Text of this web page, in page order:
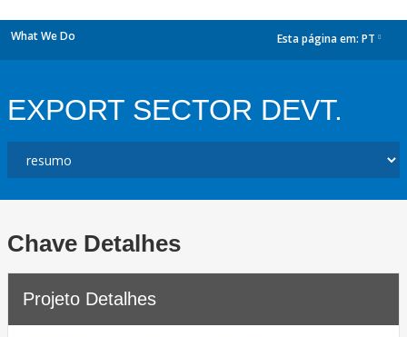
What We Do Esta página em: PT
EXPORT SECTOR DEVT.
Chave Detalhes
Projeto Detalhes